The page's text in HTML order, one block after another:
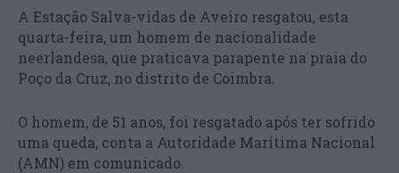
A Estação Salva-vidas de Aveiro resgatou, esta
quarta-feira, um homem de nacionalidade
neerlandesa, que praticava parapente na praia do
Poço da Cruz, no distrito de Coimbra.
O homem, de 51 anos, foi resgatado após ter sofrido
uma queda, conta a Autoridade Marítima Nacional
(AMN) em comunicado.